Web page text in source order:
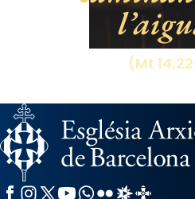
processó (recuperada
del temple amb les
Des de 1985 hi
diablesses amb música
«Si vols saber què és
Santes a Mataró»🥵.
Photo
View on Facebook Share
(Mt
Facebook
Instagram
X / Twitter
YouTube
WhatsApp
FlickrRadio Estel